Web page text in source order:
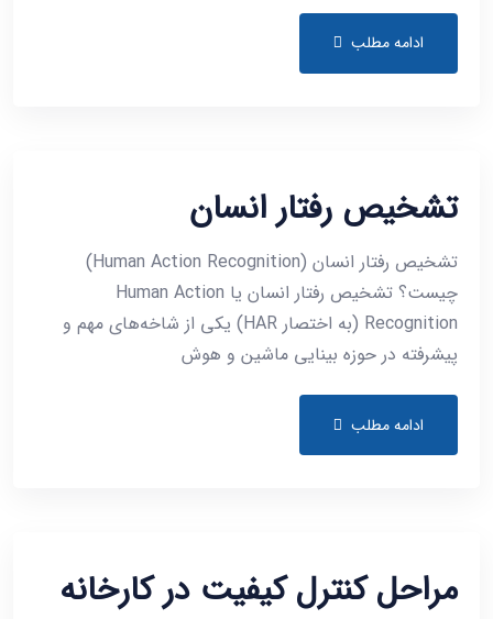
ادامه مطلب
تشخیص رفتار انسان
تشخیص رفتار انسان (Human Action Recognition)
چیست؟ تشخیص رفتار انسان یا Human Action
Recognition (به اختصار HAR) یکی از شاخه‌های مهم و
پیشرفته در حوزه بینایی ماشین و هوش
ادامه مطلب
مراحل کنترل کیفیت در کارخانه